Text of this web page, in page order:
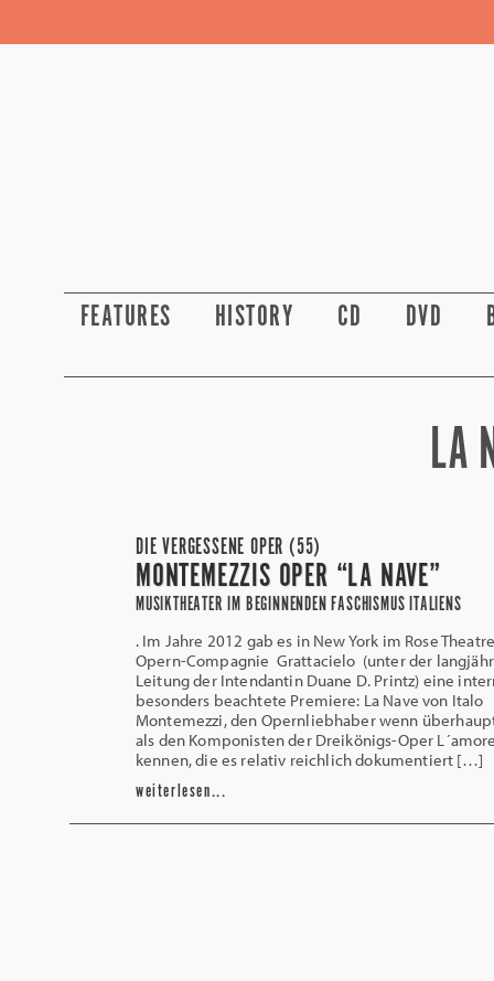
FEATURES HISTORY CD DVD
LA
DIE VERGESSENE OPER (55)
MONTEMEZZIS OPER “LA NAVE”
MUSIKTHEATER IM BEGINNENDEN FASCHISMUS ITALIENS
. Im Jahre 2012 gab es in New York im Rose
Opern-Compagnie Grattacielo (unter der
Leitung der Intendantin Duane D. Printz) eine
besonders beachtete Premiere: La Nave von Italo
Montemezzi, den Opernliebhaber wenn
als den Komponisten der Dreikönigs-Oper
kennen, die es relativ reichlich dokumentiert […]
weiterlesen...